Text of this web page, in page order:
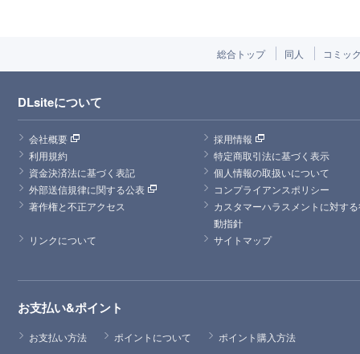
総合トップ 同人 コミッ
DLsiteについて
会社概要
採用情報
利用規約
特定商取引法に基づく表示
資金決済法に基づく表記
個人情報の取扱いについて
外部送信規律に関する公表
コンプライアンスポリシー
著作権と不正アクセス
カスタマーハラスメントに対す
動指針
リンクについて
サイトマップ
お支払い&ポイント
お支払い方法 ポイントについて ポイント購入方法